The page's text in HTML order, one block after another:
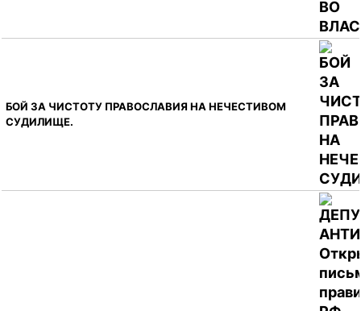
БОЙ ЗА ЧИСТОТУ ПРАВОСЛАВИЯ НА НЕЧЕСТИВОМ
СУДИЛИЩЕ.